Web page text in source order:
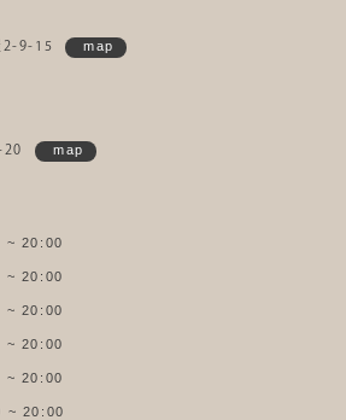
2-9-15 map
20 map
~ 20:00
~ 20:00
~ 20:00
~ 20:00
~ 20:00
~ 20:00